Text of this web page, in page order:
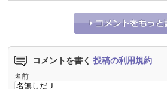
コメントを書く 投稿の利用規約
名前